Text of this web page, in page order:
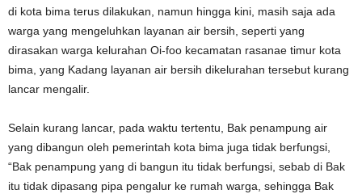
di kota bima terus dilakukan, namun hingga kini, masih saja ada
warga yang mengeluhkan layanan air bersih, seperti yang
dirasakan warga kelurahan Oi-foo kecamatan rasanae timur kota
bima, yang Kadang layanan air bersih dikelurahan tersebut kurang
lancar mengalir.
Selain kurang lancar, pada waktu tertentu, Bak penampung air
yang dibangun oleh pemerintah kota bima juga tidak berfungsi,
“Bak penampung yang di bangun itu tidak berfungsi, sebab di Bak
itu tidak dipasang pipa pengalur ke rumah warga, sehingga Bak